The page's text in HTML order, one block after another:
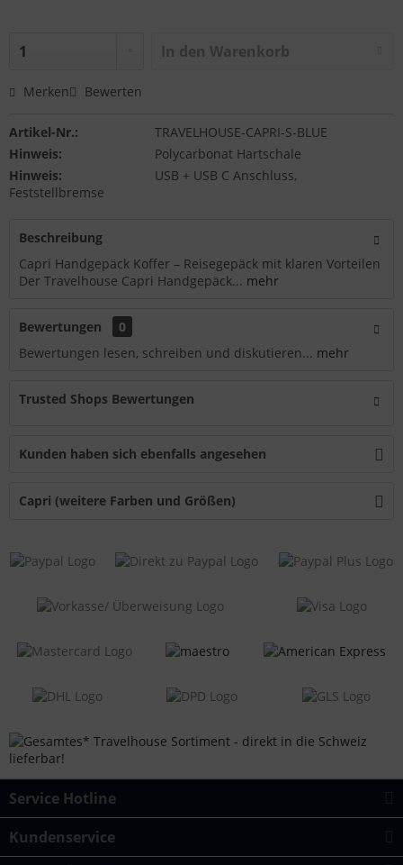
In den Warenkorb
Merken Bewerten
Artikel-Nr.:
TRAVELHOUSE-CAPRI-S-BLUE
Hinweis:
Polycarbonat Hartschale
Hinweis:
USB + USB C Anschluss,
Feststellbremse
Beschreibung
Capri Handgepäck Koffer – Reisegepäck mit klaren Vorteilen
Der Travelhouse Capri Handgepäck... mehr
Bewertungen
0
Bewertungen lesen, schreiben und diskutieren... mehr
Trusted Shops Bewertungen
Kunden haben sich ebenfalls angesehen
Capri (weitere Farben und Größen)
Service Hotline
Kundenservice